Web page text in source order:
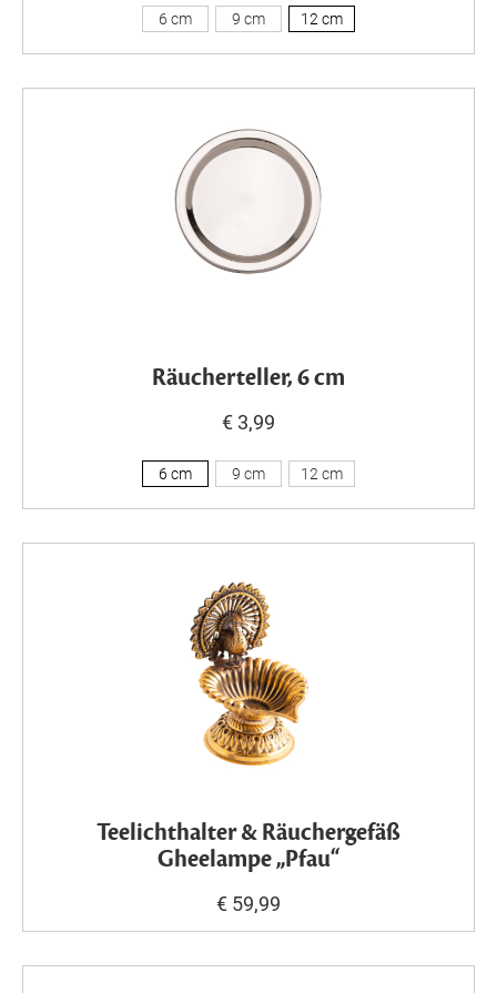
6 cm 9 cm 12 cm
Räucherteller, 6 cm
€ 3,99
6 cm 9 cm 12 cm
Teelichthalter & Räuchergefäß
Gheelampe „Pfau“
€ 59,99